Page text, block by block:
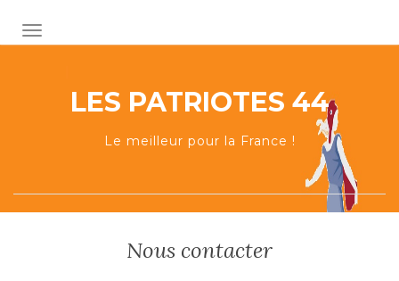
AFFICHER/MASQUER LA NAVIGATION
LES PATRIOTES 44
Le meilleur pour la France !
Nous contacter